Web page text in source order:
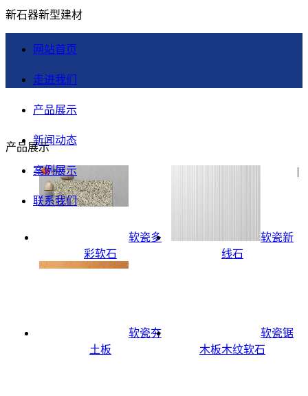
新石器新型建材
网站首页
走进我们
产品展示
新闻动态
案例展示
联系我们
产品展示
软瓷多
彩软石
软瓷新
线石
软瓷夯
土板
软瓷锯
木板木纹软石
|